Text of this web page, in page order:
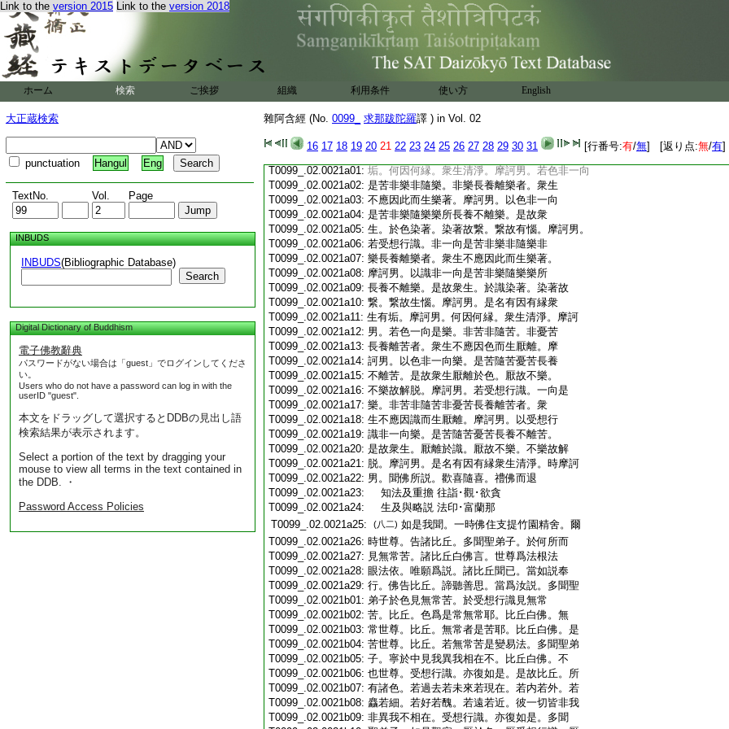
Link to the version 2015 Link to the version 2018
ホーム 検索 ご挨拶 組織 利用条件 使い方 English
大正蔵検索
punctuation Hangul Eng
TextNo. Vol. Page
INBUDS
INBUDS(Bibliographic Database)
Search
Digital Dictionary of Buddhism
電子佛教辭典
パスワードがない場合は「guest」でログインしてくださ
い。
Users who do not have a password can log in with the
userID "guest".
本文をドラッグして選択するとDDBの見出し語
検索結果が表示されます。
Select a portion of the text by dragging your
mouse to view all terms in the text contained in
the DDB. ・
Password Access Policies
雜阿含經 (No. 0099_ 求那跋陀羅譯 ) in Vol. 02
16 17 18 19 20 21 22 23 24 25 26 27 28 29 30 31 [行番号:有/無] [返り点:無/有]
T0099_.02.0020c19:論。我説此法。皆是順法。無有世人來共難
T0099_.02.0020c20:問而呵責者。所以者何。摩訶男。我如是見如
T0099_.02.0020c21:是説。無因無縁衆生有垢。無因無縁衆生清
T0099_.02.0020c22:淨。時摩訶男。聞富蘭那所説。心不喜樂。呵
罵已從 15 坐起去。向世尊所。頭面禮足。却坐
一面。以向與富蘭那所論事。向佛廣説。佛
T0099_.02.0020c25:告離車摩訶男。彼富蘭那。爲出意語。不足
T0099_.02.0020c26: 記也。如是。富蘭那。愚癡不
T0099_.02.0020c27:而作是説。無因無縁衆生有垢。無因無縁衆
T0099_.02.0020c28:生清淨。所以者何。有因有縁衆生有垢。有
T0099_.02.0021a01: 垢。何因何縁。衆生清淨。摩訶男。若色非一向
T0099_.02.0021a02: 是苦非樂非隨樂。非樂長養離樂者。衆生
T0099_.02.0021a03: 不應因此而生樂著。摩訶男。以色非一向
T0099_.02.0021a04: 是苦非樂隨樂樂所長養不離樂。是故衆
T0099_.02.0021a05: 生。於色染著。染著故繋。繋故有惱。摩訶男。
T0099_.02.0021a06: 若受想行識。非一向是苦非樂非隨樂非
T0099_.02.0021a07: 樂長養離樂者。衆生不應因此而生樂著。
T0099_.02.0021a08: 摩訶男。以識非一向是苦非樂隨樂樂所
T0099_.02.0021a09: 長養不離樂。是故衆生。於識染著。染著故
T0099_.02.0021a10: 繋。繋故生惱。摩訶男。是名有因有縁衆
T0099_.02.0021a11: 生有垢。摩訶男。何因何縁。衆生清淨。摩訶
T0099_.02.0021a12: 男。若色一向是樂。非苦非隨苦。非憂苦
T0099_.02.0021a13: 長養離苦者。衆生不應因色而生厭離。摩
T0099_.02.0021a14: 訶男。以色非一向樂。是苦隨苦憂苦長養
T0099_.02.0021a15: 不離苦。是故衆生厭離於色。厭故不樂。
T0099_.02.0021a16: 不樂故解脱。摩訶男。若受想行識。一向是
T0099_.02.0021a17: 樂。非苦非隨苦非憂苦長養離苦者。衆
T0099_.02.0021a18: 生不應因識而生厭離。摩訶男。以受想行
T0099_.02.0021a19: 識非一向樂。是苦隨苦憂苦長養不離苦。
T0099_.02.0021a20: 是故衆生。厭離於識。厭故不樂。不樂故解
T0099_.02.0021a21: 脱。摩訶男。是名有因有縁衆生清淨。時摩訶
T0099_.02.0021a22: 男。聞佛所説。歡喜隨喜。禮佛而退
T0099_.02.0021a23:
知法及重擔 往詣･觀･欲貪
T0099_.02.0021a24:
生及與略説 法印･富蘭那
T0099_.02.0021a25:
(八二) 如是我聞。一時佛住支提竹園精舍。爾
T0099_.02.0021a26: 時世尊。告諸比丘。多聞聖弟子。於何所而
T0099_.02.0021a27: 見無常苦。諸比丘白佛言。世尊爲法根法
T0099_.02.0021a28: 眼法依。唯願爲説。諸比丘聞已。當如説奉
T0099_.02.0021a29: 行。佛告比丘。諦聽善思。當爲汝説。多聞聖
T0099_.02.0021b01: 弟子於色見無常苦。於受想行識見無常
T0099_.02.0021b02: 苦。比丘。色爲是常無常耶。比丘白佛。無
T0099_.02.0021b03: 常世尊。比丘。無常者是苦耶。比丘白佛。是
T0099_.02.0021b04: 苦世尊。比丘。若無常苦是變易法。多聞聖弟
T0099_.02.0021b05: 子。寧於中見我異我相在不。比丘白佛。不
T0099_.02.0021b06: 也世尊。受想行識。亦復如是。是故比丘。所
T0099_.02.0021b07: 有諸色。若過去若未來若現在。若内若外。若
T0099_.02.0021b08: 麤若細。若好若醜。若遠若近。彼一切皆非我
T0099_.02.0021b09: 非異我不相在。受想行識。亦復如是。多聞